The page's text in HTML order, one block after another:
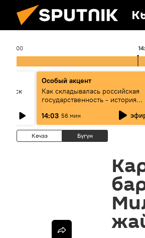
14:00
Особый акцент
Как складывалась российская
государственность - история
России и геополитика Евразии
глазами аналитиков
14:03 56 мин
Кечээ Бүгүн